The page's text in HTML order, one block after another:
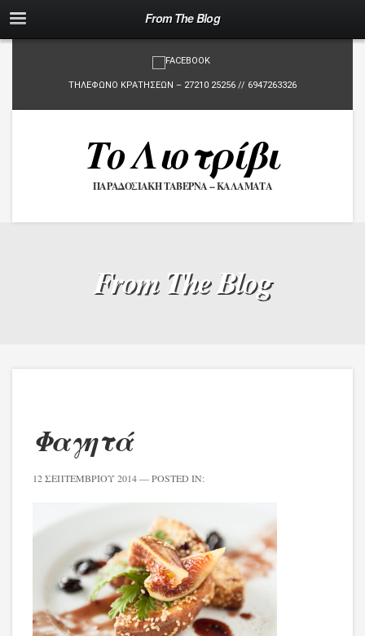
From The Blog
ΤΗΛΕΦΩΝΟ ΚΡΑΤΗΣΕΩΝ – 27210 25256 // 6947263326
Το Λιοτρίβι
ΠΑΡΑΔΟΣΙΑΚΗ ΤΑΒΕΡΝΑ -- ΚΑΛΑΜΑΤΑ
From The Blog
Φαγητά
12 ΣΕΠΤΕΜΒΡΊΟΥ 2014— POSTED IN: